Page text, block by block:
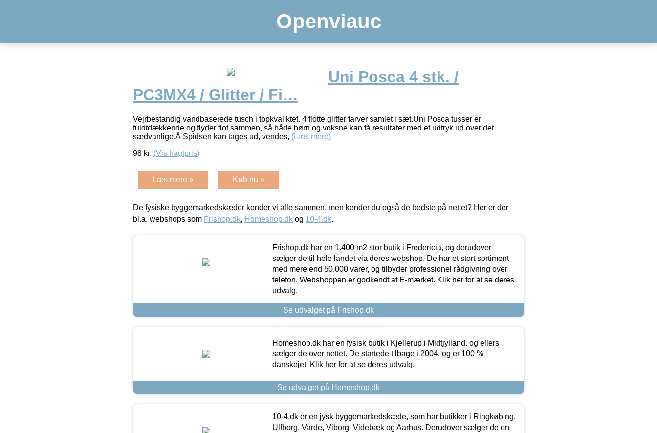
Openviauc
Uni Posca 4 stk. /
PC3MX4 / Glitter / Fi…
Vejrbestandig vandbaserede tusch i topkvaliktet. 4 flotte glitter farver samlet i sæt.Uni Posca tusser er
fuldtdækkende og flyder flot sammen, så både børn og voksne kan få resultater med et udtryk ud over det
sædvanlige.Â Spidsen kan tages ud, vendes, (Læs mere)
98 kr. (Vis fragtpris)
Læs mere » Køb nu »
De fysiske byggemarkedskæder kender vi alle sammen, men kender du også de bedste på nettet? Her er der
bl.a. webshops som Frishop.dk, Homeshop.dk og 10-4.dk.
Frishop.dk har en 1.400 m2 stor butik i Fredericia, og derudover
sælger de til hele landet via deres webshop. De har et stort sortiment
med mere end 50.000 varer, og tilbyder professionel rådgivning over
telefon. Webshoppen er godkendt af E-mærket. Klik her for at se deres
udvalg.
Se udvalget på Frishop.dk
Homeshop.dk har en fysisk butik i Kjellerup i Midtjylland, og ellers
sælger de over nettet. De startede tilbage i 2004, og er 100 %
danskejet. Klik her for at se deres udvalg.
Se udvalget på Homeshop.dk
10-4.dk er en jysk byggemarkedskæde, som har butikker i Ringkøbing,
Ulfborg, Varde, Viborg, Videbæk og Aarhus. Derudover sælger de en